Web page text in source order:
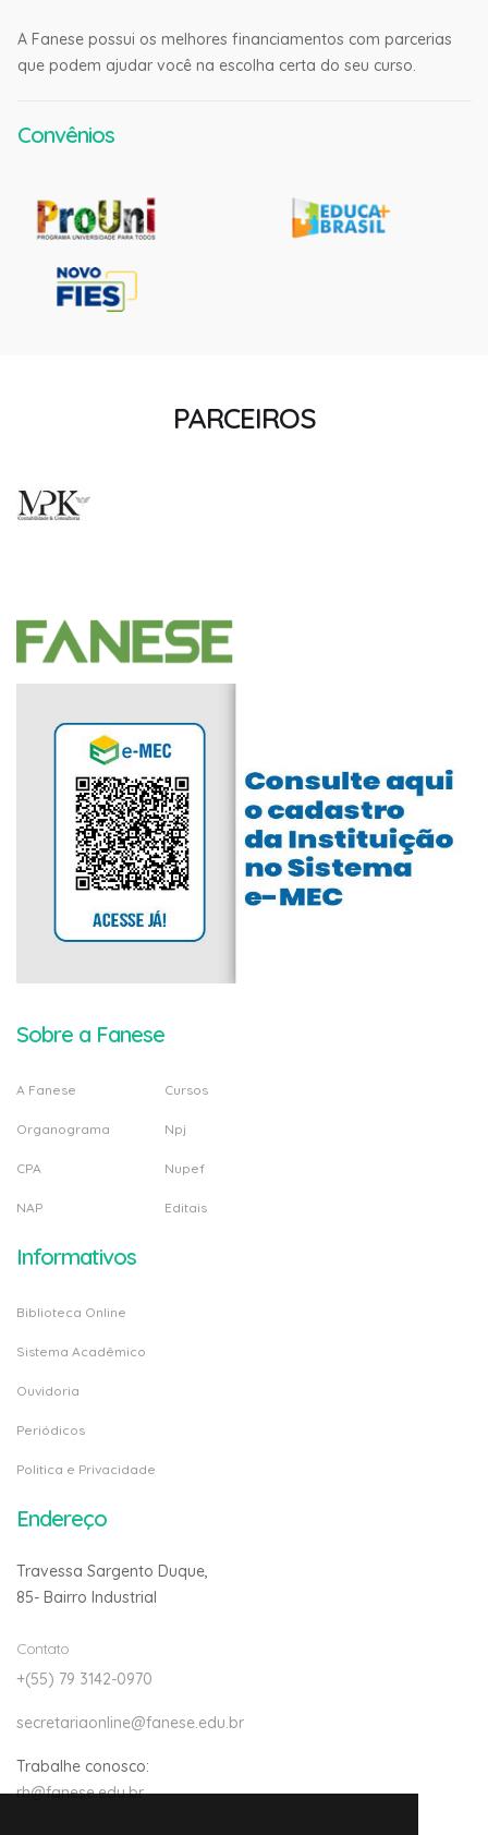
A Fanese possui os melhores financiamentos com parcerias
que podem ajudar você na escolha certa do seu curso.
Convênios
PARCEIROS
Sobre a Fanese
A Fanese
Organograma
CPA
NAP
Cursos
Npj
Nupef
Editais
Informativos
Biblioteca Online
Sistema Acadêmico
Ouvidoria
Periódicos
Politica e Privacidade
Endereço
Travessa Sargento Duque,
85- Bairro Industrial
Contato
+(55) 79 3142-0970
secretariaonline@fanese.edu.br
Trabalhe conosco:
rh@fanese.edu.br